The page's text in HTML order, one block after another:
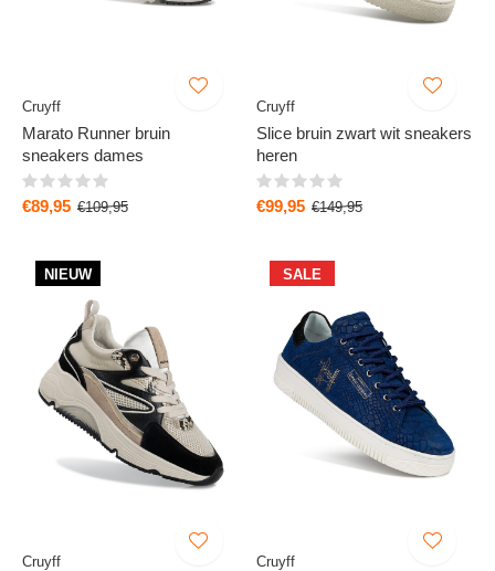
Cruyff
Marato Runner bruin
sneakers dames
€89,95 €109,95
Cruyff
Slice bruin zwart wit sneakers
heren
€99,95 €149,95
NIEUW
Cruyff
SALE
Cruyff